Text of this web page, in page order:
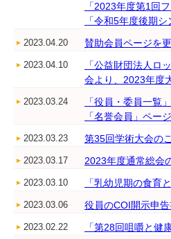
「2023年度第1回
「令和5年度後期
2023.04.20 賛助会員ページを
2023.04.10
「公益財団法人ロ
会より、2023年度
2023.03.24
「役員・委員一覧
「名誉会員」ペー
2023.03.23 第35回学術大会の
2023.03.17 2023年度通常総会
2023.03.10 「乳幼児期の食育
2023.03.06 役員のCOI開示申
2023.02.22 「第28回咀嚼と